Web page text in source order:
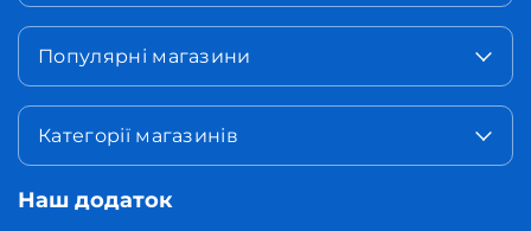
Популярні магазини
Категорії магазинів
Наш додаток